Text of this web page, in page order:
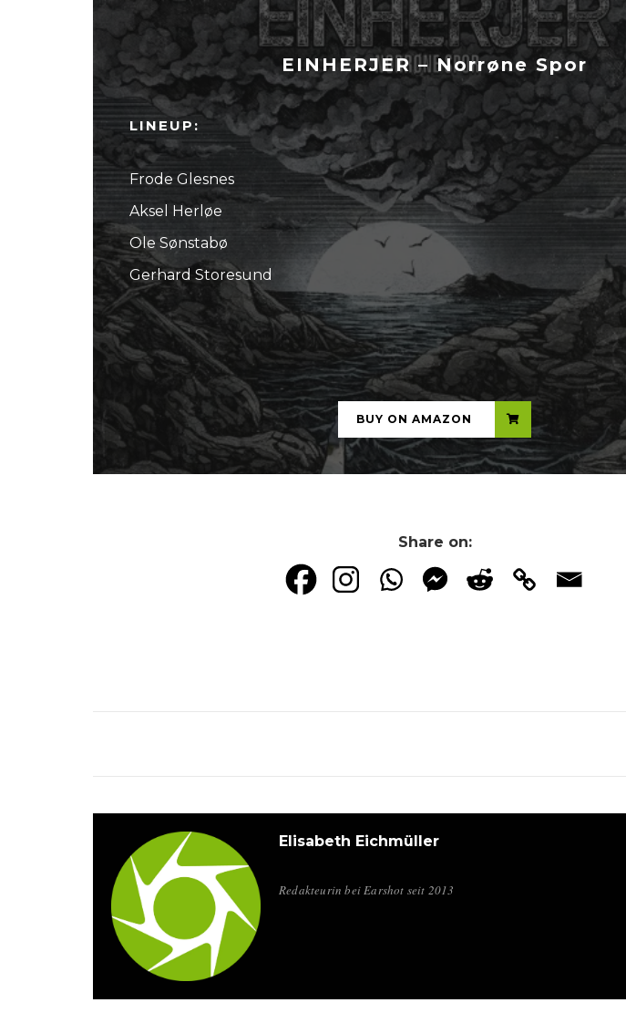
EINHERJER – Norrøne Spor
LINEUP:
Frode Glesnes
Aksel Herløe
Ole Sønstabø
Gerhard Storesund
...
BUY ON AMAZON
Share on:
Elisabeth Eichmüller
Redakteurin bei Earshot seit 2013